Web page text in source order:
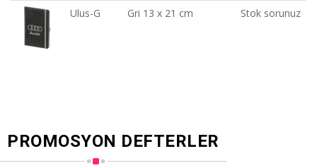
Ulus-G Gri 13 x 21 cm Stok sorunuz
PROMOSYON DEFTERLER